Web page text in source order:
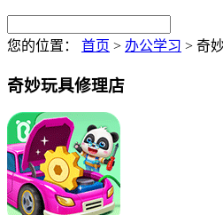
您的位置： 首页 > 办公学习 > 奇
奇妙玩具修理店